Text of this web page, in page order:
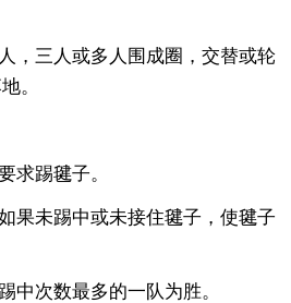
三人或多人围成圈，交替或轮
。
踢毽子。
未踢中或未接住毽子，使毽子
次数最多的一队为胜。